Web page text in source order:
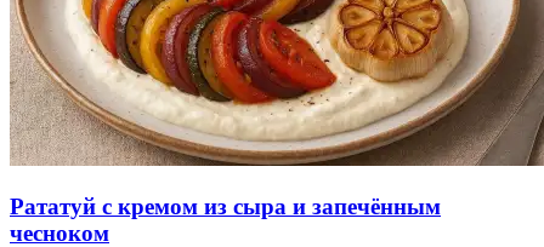
Рататуй с кремом из сыра и запечённым
чесноком